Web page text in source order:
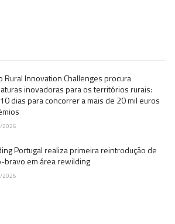
Rural Innovation Challenges procura
inovadoras para os territórios rurais:
dias para concorrer a mais de 20 mil euros
Portugal realiza primeira reintrodução de
bravo em área rewilding